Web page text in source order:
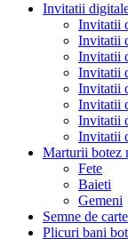
Invitatii
Invitatii
Invitatii
Invitatii
Invitatii
Invitatii
Invitatii
Invitatii
Invitatii
Marturii botez
Fete
Baieti
Gemeni
Semne de
Plicuri bani